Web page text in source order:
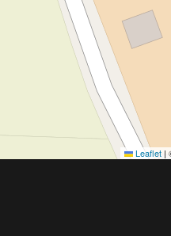
Leaflet |